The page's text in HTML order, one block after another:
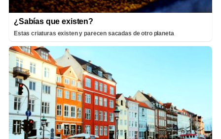
¿Sabías que existen?
Estas criaturas existen y parecen sacadas de otro planeta